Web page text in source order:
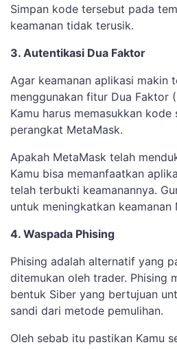
Simpan kode tersebut pada
keamanan tidak terusik.
3. Autentikasi Dua Faktor
Agar keamanan aplikasi makin
menggunakan fitur Dua Faktor
Kamu harus memasukkan
perangkat MetaMask.
Apakah MetaMask telah
Kamu bisa memanfaatkan
telah terbukti keamanannya.
untuk meningkatkan keamanan
4. Waspada Phising
Phising adalah alternatif yang
ditemukan oleh trader. Phising
bentuk Siber yang bertujuan
sandi dari metode pemulihan.
Oleh sebab itu pastikan Kamu